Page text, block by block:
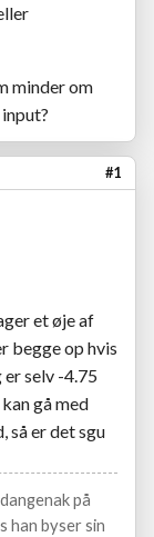
minder om
#1
et øje af
begge op hvis
er selv -4.75
gå med
så er det sgu
på
han byser sin